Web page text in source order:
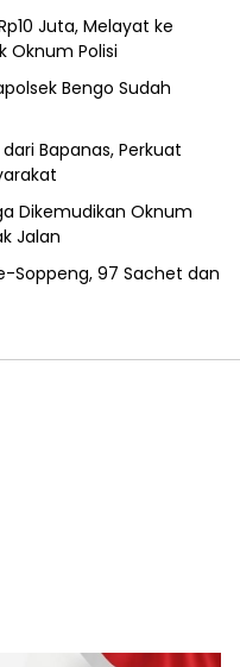
Juta, Melayat ke
Oknum Polisi
Bengo Sudah
Bapanas, Perkuat
Dikemudikan Oknum
Jalan
Soppeng, 97 Sachet dan